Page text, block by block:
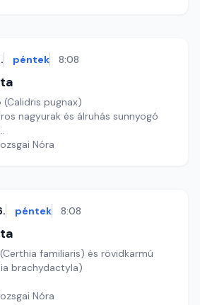
péntek 8:08
(Calidris pugnax)
nagyurak és álruhás sunnyogó
Nóra
péntek 8:08
familiaris) és rövidkarmú
brachydactyla)
Nóra